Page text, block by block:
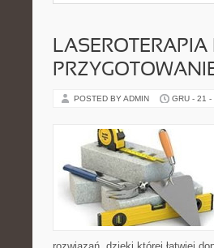
POSTED BY ADMIN GRU - 21 -